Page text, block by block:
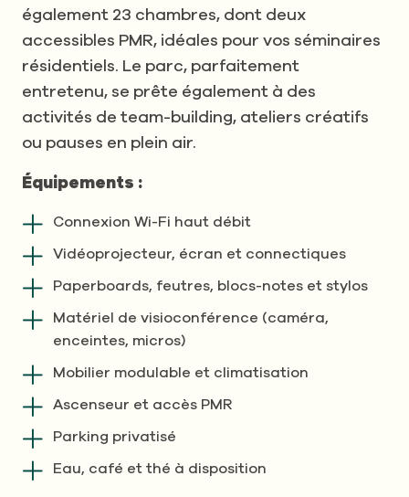
également 23 chambres, dont deux
accessibles PMR, idéales pour vos séminaires
résidentiels. Le parc, parfaitement
entretenu, se prête également à des
activités de team-building, ateliers créatifs
ou pauses en plein air.
Équipements :
Connexion Wi-Fi haut débit
Vidéoprojecteur, écran et connectiques
Paperboards, feutres, blocs-notes et stylos
Matériel de visioconférence (caméra,
enceintes, micros)
Mobilier modulable et climatisation
Ascenseur et accès PMR
Parking privatisé
Eau, café et thé à disposition